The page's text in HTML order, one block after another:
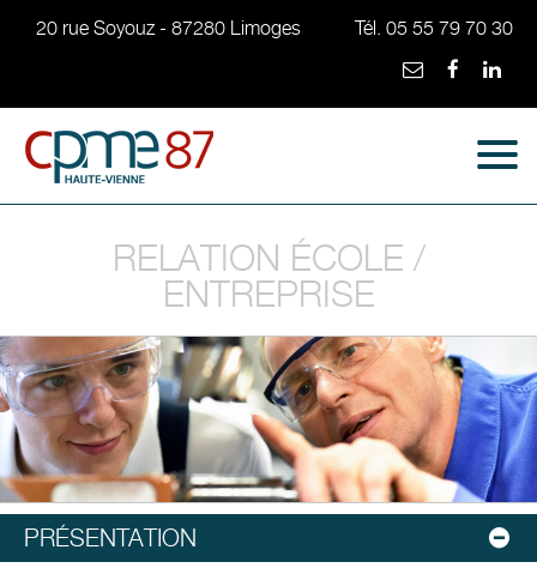
20 rue Soyouz - 87280 Limoges Tél. 05 55 79 70 30
RELATION ÉCOLE /
ENTREPRISE
PRÉSENTATION